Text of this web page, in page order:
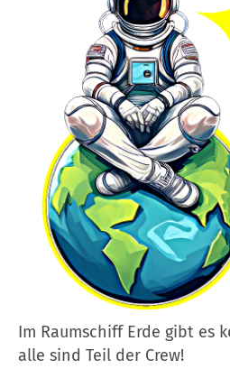
Im Raumschiff Erde gibt es
alle sind Teil der Crew!